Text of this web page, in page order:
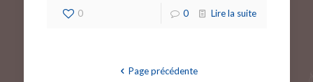
0 0 Lire la suite
Page précédente